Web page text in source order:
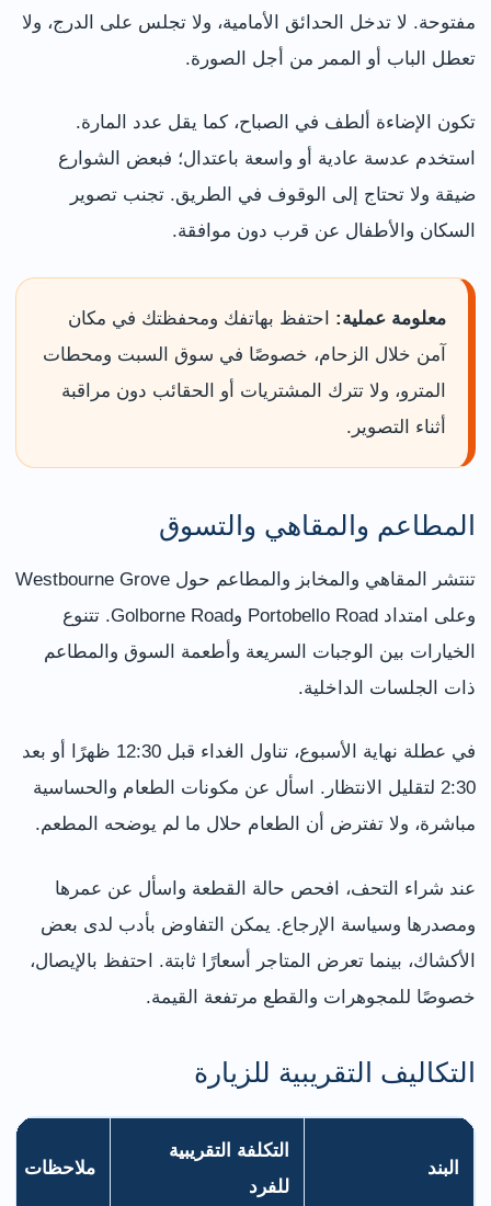
مفتوحة. لا تدخل الحدائق الأمامية، ولا تجلس على الدرج، ولا
تعطل الباب أو الممر من أجل الصورة.
تكون الإضاءة ألطف في الصباح، كما يقل عدد المارة.
استخدم عدسة عادية أو واسعة باعتدال؛ فبعض الشوارع
ضيقة ولا تحتاج إلى الوقوف في الطريق. تجنب تصوير
السكان والأطفال عن قرب دون موافقة.
معلومة عملية: احتفظ بهاتفك ومحفظتك في مكان
آمن خلال الزحام، خصوصًا في سوق السبت ومحطات
المترو، ولا تترك المشتريات أو الحقائب دون مراقبة
أثناء التصوير.
المطاعم والمقاهي والتسوق
تنتشر المقاهي والمخابز والمطاعم حول Westbourne Grove
وعلى امتداد Portobello Road وGolborne Road. تتنوع
الخيارات بين الوجبات السريعة وأطعمة السوق والمطاعم
ذات الجلسات الداخلية.
في عطلة نهاية الأسبوع، تناول الغداء قبل 12:30 ظهرًا أو بعد
2:30 لتقليل الانتظار. اسأل عن مكونات الطعام والحساسية
مباشرة، ولا تفترض أن الطعام حلال ما لم يوضحه المطعم.
عند شراء التحف، افحص حالة القطعة واسأل عن عمرها
ومصدرها وسياسة الإرجاع. يمكن التفاوض بأدب لدى بعض
الأكشاك، بينما تعرض المتاجر أسعارًا ثابتة. احتفظ بالإيصال،
خصوصًا للمجوهرات والقطع مرتفعة القيمة.
التكاليف التقريبية للزيارة
البند
التكلفة التقريبية
للفرد
ملاحظات